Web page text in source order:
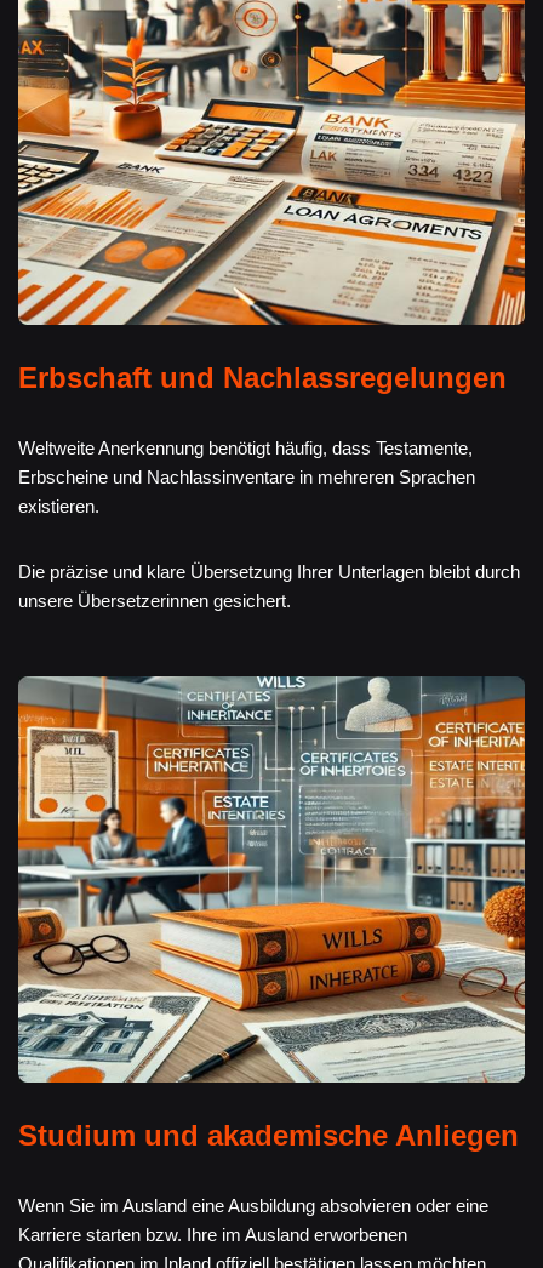
Erbschaft und Nachlassregelungen
Weltweite Anerkennung benötigt häufig, dass Testamente,
Erbscheine und Nachlassinventare in mehreren Sprachen
existieren.
Die präzise und klare Übersetzung Ihrer Unterlagen bleibt durch
unsere Übersetzerinnen gesichert.
Studium und akademische Anliegen
Wenn Sie im Ausland eine Ausbildung absolvieren oder eine
Karriere starten bzw. Ihre im Ausland erworbenen
Qualifikationen im Inland offiziell bestätigen lassen möchten,